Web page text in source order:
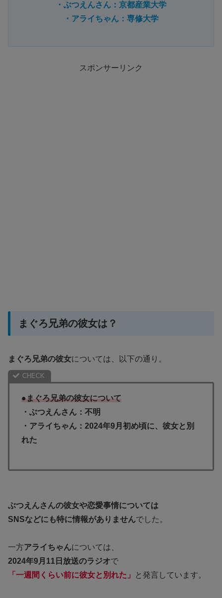
・ぶつえんさん：京都産業大学
・アライちゃん：専修大学
スポンサーリンク
まぐろ兄弟の彼女は？
まぐろ兄弟の彼女については、以下の通り。
●まぐろ兄弟の彼女について
・ぶつえんさん：不明
・アライちゃん：2024年9月初め頃に、彼女と別
れた
ぶつえんさんの彼女や恋愛事情については
SNSなどにも特に情報がありませんでした。
一方アライちゃんについては、
2024年9月11日放送のラジオで
「一週間くらい前に彼女と別れた」
と発言しています。